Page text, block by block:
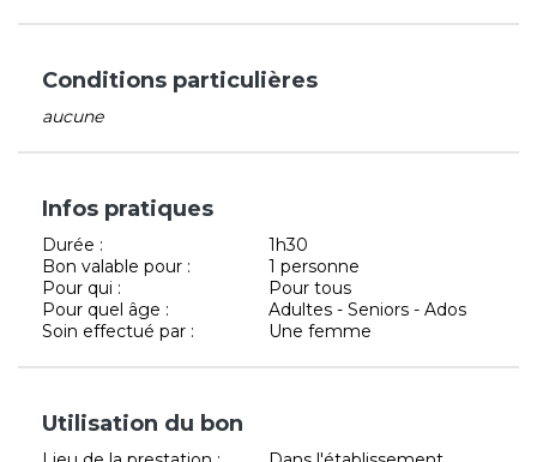
Conditions particulières
aucune
Infos pratiques
Durée :
1h30
Bon valable pour :
1 personne
Pour qui :
Pour tous
Pour quel âge :
Adultes - Seniors - Ados
Soin effectué par :
Une femme
Utilisation du bon